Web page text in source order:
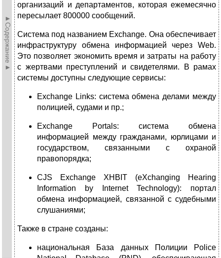
►Содержание►
организаций и департаментов, которая ежемесячно
пересылает 800000 сообщений.
Система под названием Exchange. Она обеспечивает
инфраструктуру обмена информацией через Web.
Это позволяет экономить время и затраты на работу
с жертвами преступлений и свидетелями. В рамах
системы доступны следующие сервисы:
Exchange Links: система обмена делами между
полицией, судами и пр.;
Exchange Portals: система обмена
информацией между гражданами, юрлицами и
государством, связанными с охраной
правопорядка;
CJS Exchange XHBIT (eXchanging Hearing
Information by Internet Technology): портал
обмена информацией, связанной с судебными
слушаниями;
Также в стране созданы:
национальная База данных Полиции Police